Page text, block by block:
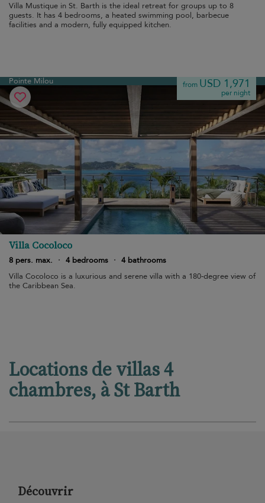
Villa Mustique in St. Barth is the ideal retreat for groups up to 8
guests. It has 4 bedrooms, a heated swimming pool, barbecue
facilities and a modern, fully equipped kitchen.
Pointe Milou from USD 1,971
per night
Villa Cocoloco
8 pers. max. · 4 bedrooms · 4 bathrooms
Villa Cocoloco is a luxurious and serene villa with a 180-degree view of
the Caribbean Sea.
Locations de villas 4
chambres, à St Barth
Découvrir